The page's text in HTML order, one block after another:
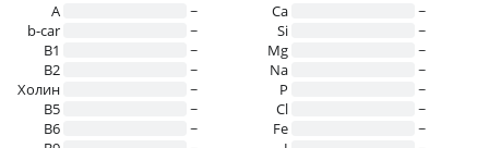
A
~
b-car
~
В1
~
B2
~
Холин
~
B5
~
B6
~
Ca
~
Si
~
Mg
~
Na
~
P
~
Cl
~
Fe
~